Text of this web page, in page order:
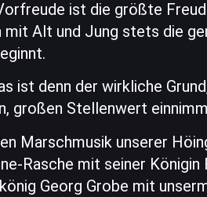
ist die größte
mit Alt und Jung stets die
ist denn der wirkliche
großen Stellenwert
Marschmusik unserer
Rasche mit seiner
Georg Grobe mit